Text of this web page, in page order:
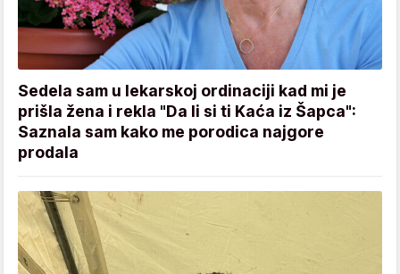
Sedela sam u lekarskoj ordinaciji kad mi je
prišla žena i rekla "Da li si ti Kaća iz Šapca":
Saznala sam kako me porodica najgore
prodala